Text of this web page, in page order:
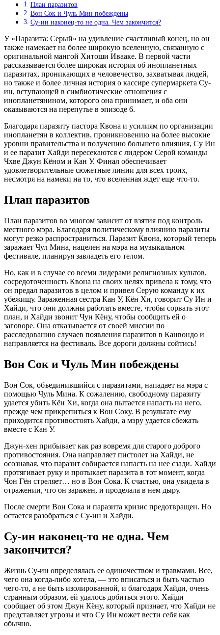
План паразитов
Вон Сок и Чуль Мин побеждены
Су-ин наконец-то не одна. Чем закончится?
У «Паразита: Серый» на удивление счастливый конец, но он
также намекает на более широкую вселенную, связанную с
оригинальной мангой Хитоши Ивааке. В первой части
рассказывается более широкая история об инопланетных
паразитах, проникающих в человечество, захватывая людей,
но также и более личная история о кассире супермаркета Су-
ин, вступающей в симбиотические отношения с
инопланетянином, которого она принимает, и оба они
оказываются на перепутье в эпизоде ​​​​6.
Благодаря паразиту пастора Квона и усилиям по организации
инопланетян в коллектив, проникновению на более высокие
уровни правительства и получению большего влияния, Су Ин
и ее паразит Хайди пересекаются с лидером Серой команды
Чхве Джун Кёном и Кан У. Финал обеспечивает
удовлетворительные сюжетные линии для всех троих,
несмотря на намеки на то, что вселенная ждет еще что-то.
План паразитов
План паразитов во многом зависит от взятия под контроль
местного мэра. Благодаря политическому влиянию паразиты
могут резко распространиться. Паразит Квона, который теперь
заражает Чул Мина, нацелен на мэра на музыкальном
фестивале, планируя завладеть его телом.
Но, как и в случае со всеми лидерами религиозных культов,
сосредоточенность Квона на своих целях привела к тому, что
он предал паразитов в целом и привел Серую команду к их
убежищу. Зараженная сестра Кан У, Кён Хи, говорит Су Ин и
Хайди, что они должны работать вместе, чтобы сорвать этот
план, и Хайди звонит Чун Кёну, чтобы сообщить ей о
заговоре. Она отказывается от своей миссии по
расследованию случаев появления паразитов в Канвондо и
направляется на фестиваль. Все дороги должны сойтись!
Вон Сок и Чуль Мин побеждены
Вон Сок, объединившийся с паразитами, нападает на мэра с
помощью Чуль Мина. К сожалению, свободному паразиту
удается убить Кён Хи, когда она пытается напасть на него,
прежде чем прикрепиться к Вон Соку. В результате ему
приходится противостоять Хайди, а мэру удается сбежать
вместе с Кан У.
Джун-хен прибывает как раз вовремя для старого доброго
противостояния. Она направляет пистолет на Хайди, не
осознавая, что паразит собирается напасть на нее сзади. Хайди
протягивает руку и протыкает паразита в тот момент, когда
Чон Гён стреляет… но в Вон Сока. К счастью, она увидела в
отражении, что он заражен, и проделала в нем дыру.
После смерти Вон Сока и паразита кризис предотвращен. Но
остается разобраться с Су-ин и Хайди.
Су-ин наконец-то не одна. Чем
закончится?
Жизнь Су-ин определялась ее одиночеством и травмами. Все,
чего она когда-либо хотела, — это вписаться и быть частью
чего-то, а не быть изолированной, и благодаря Хайди, очень
странным образом, ей удалось добиться этого. Хайди
сообщает об этом Джун Кёну, который признает, что Хайди не
представляет угрозы и что Су Ин может вести себя как
обычно.